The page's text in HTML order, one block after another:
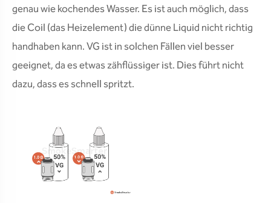
genau wie kochendes Wasser. Es ist auch möglich, dass
die Coil (das Heizelement) die dünne Liquid nicht richtig
handhaben kann. VG ist in solchen Fällen viel besser
geeignet, da es etwas zähflüssiger ist. Dies führt nicht
dazu, dass es schnell spritzt.